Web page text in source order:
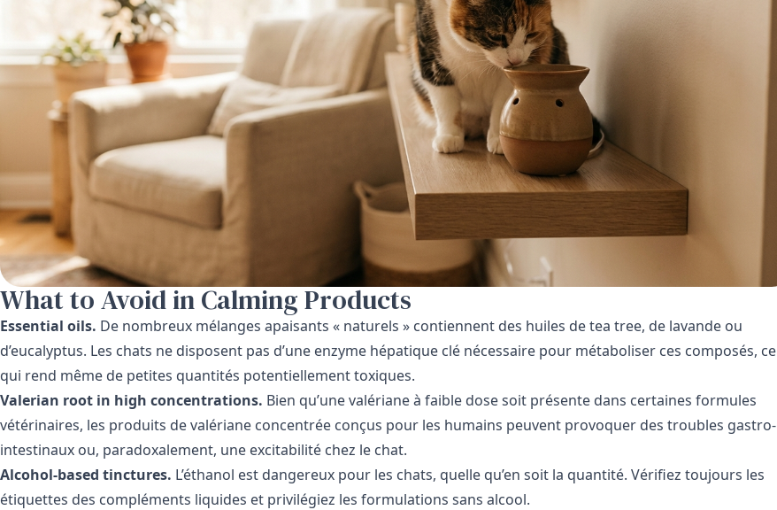
What to Avoid in Calming Products
Essential oils. De nombreux mélanges apaisants « naturels » contiennent des huiles de tea tree, de lavande ou
d’eucalyptus. Les chats ne disposent pas d’une enzyme hépatique clé nécessaire pour métaboliser ces composés, ce
qui rend même de petites quantités potentiellement toxiques.
Valerian root in high concentrations. Bien qu’une valériane à faible dose soit présente dans certaines formules
vétérinaires, les produits de valériane concentrée conçus pour les humains peuvent provoquer des troubles gastro-
intestinaux ou, paradoxalement, une excitabilité chez le chat.
Alcohol-based tinctures. L’éthanol est dangereux pour les chats, quelle qu’en soit la quantité. Vérifiez toujours les
étiquettes des compléments liquides et privilégiez les formulations sans alcool.